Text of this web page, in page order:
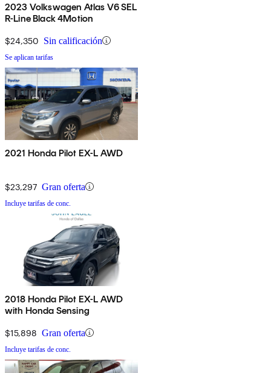
2023 Volkswagen Atlas V6 SEL
R-Line Black 4Motion
$24,350 Sin calificación
Se aplican tarifas
2021 Honda Pilot EX-L AWD
$23,297 Gran oferta
Incluye tarifas de conc.
2018 Honda Pilot EX-L AWD
with Honda Sensing
$15,898 Gran oferta
Incluye tarifas de conc.